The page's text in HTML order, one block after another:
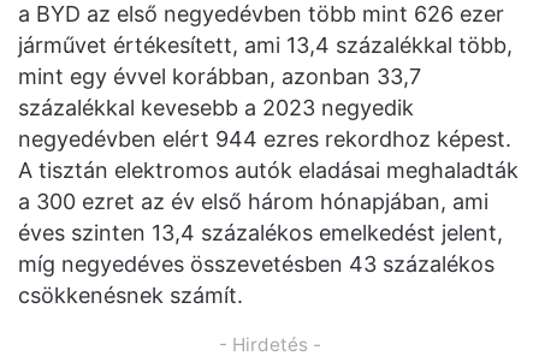
a BYD az első negyedévben több mint 626 ezer
járművet értékesített, ami 13,4 százalékkal több,
mint egy évvel korábban, azonban 33,7
százalékkal kevesebb a 2023 negyedik
negyedévben elért 944 ezres rekordhoz képest.
A tisztán elektromos autók eladásai meghaladták
a 300 ezret az év első három hónapjában, ami
éves szinten 13,4 százalékos emelkedést jelent,
míg negyedéves összevetésben 43 százalékos
csökkenésnek számít.
- Hirdetés -